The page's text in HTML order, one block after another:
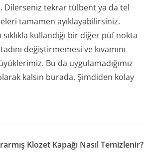
Dilerseniz tekrar tülbent ya da tel
tamamen ayıklayabilirsiniz.
kullandığı bir diğer püf nokta
değiştirmemesi ve kıvamını
Bu da uygulamadığımız
kalsın burada. Şimdiden kolay
Klozet Kapağı Nasıl Temizlenir?